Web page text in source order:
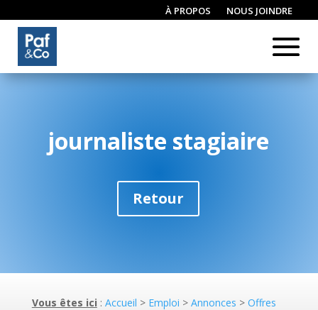
À PROPOS
NOUS JOINDRE
journaliste stagiaire
Retour
Vous êtes ici : Accueil > Emploi > Annonces > Offres